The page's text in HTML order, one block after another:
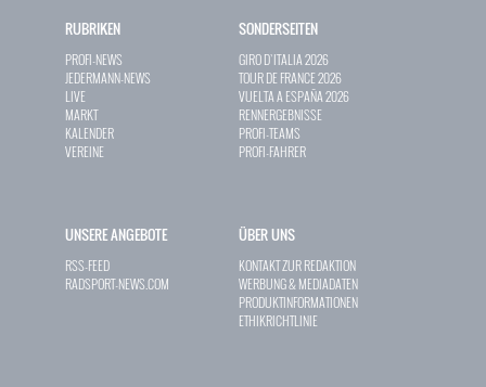
RUBRIKEN
PROFI-NEWS
JEDERMANN-NEWS
LIVE
MARKT
KALENDER
VEREINE
SONDERSEITEN
GIRO D`ITALIA 2026
TOUR DE FRANCE 2026
VUELTA A ESPAÑA 2026
RENNERGEBNISSE
PROFI-TEAMS
PROFI-FAHRER
UNSERE ANGEBOTE
RSS-FEED
RADSPORT-NEWS.COM
ÜBER UNS
KONTAKT ZUR REDAKTION
WERBUNG & MEDIADATEN
PRODUKTINFORMATIONEN
ETHIKRICHTLINIE